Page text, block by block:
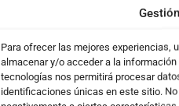
Para ofrecer las mejores experiencias,
almacenar y/o acceder a la
tecnologías nos permitirá procesar
identificaciones únicas en este sitio.